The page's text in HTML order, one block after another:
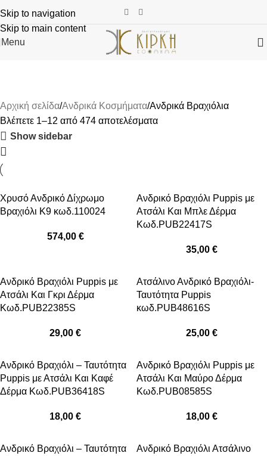
Skip to navigation
Skip to main content
Menu
Αρχική σελίδα Ανδρικά Κοσμήματα Ανδρικά Βραχιόλια
Βλέπετε 1–12 από 474 αποτελέσματα
Show sidebar
Χρυσό Ανδρικό Δίχρωμο
Βραχιόλι Κ9 κωδ.110024
574,00 €
Ανδρικό Βραχιόλι Puppis με
Ατσάλι Και Μπλε Δέρμα
Κωδ.PUB22417S
35,00 €
Ανδρικό Βραχιόλι Puppis με
Ατσάλι Και Γκρι Δέρμα
Κωδ.PUB22385S
29,00 €
Ατσάλινο Ανδρικό Βραχιόλι-
Ταυτότητα Puppis
κωδ.PUB48616S
25,00 €
Ανδρικό Βραχιόλι – Ταυτότητα
Puppis με Ατσάλι Και Καφέ
Δέρμα Κωδ.PUB36418S
18,00 €
Ανδρικό Βραχιόλι Puppis με
Ατσάλι Και Μαύρο Δέρμα
Κωδ.PUB08585S
18,00 €
Ανδρικό Βραχιόλι – Ταυτότητα
Ανδρικό Βραχιόλι Ατσάλινο